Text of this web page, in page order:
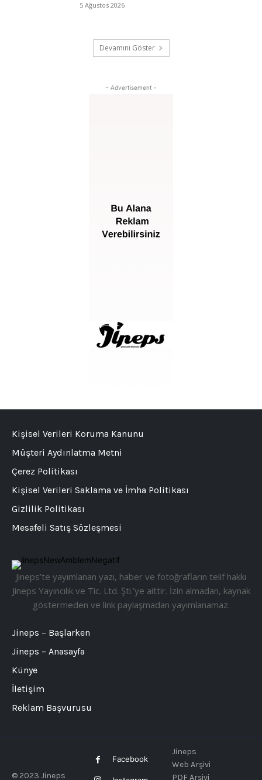
5 Ağustos 2026
Devamını Göster
- Advertisement -
Jineps’te yayımlanan yazı, haber ve fotoğrafların telif hakkı
Jineps Yayıncılık ve Tic. Ltd. Şti.’ye aittir. İzin almadan, kaynak
göstermeden ve link paylaşmadan yayımlanamaz.
Jineps – Başlarken
Jineps – Anasayfa
Künye
İletişim
Reklam Başvurusu
Kişisel Verileri Koruma Kanunu
Müşteri Aydınlatma Metni
Çerez Politikası
Kişisel Verileri Saklama ve İmha Politikası
Gizlilik Politikası
Mesafeli Satış Sözleşmesi
© 2023 Jineps
Facebook
Jineps
Web Arşivi
PDF Arşivi